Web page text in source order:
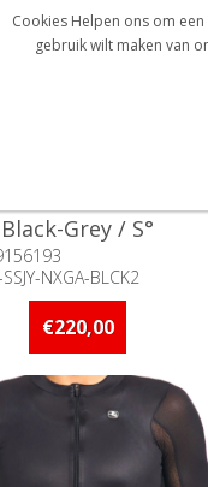
trui k.m. NX-G Air
Black-Grey / S°
NXGA-BLCK2
Minder dan 5
€220,00
Cookies Helpen ons om
gebruik wilt maken van